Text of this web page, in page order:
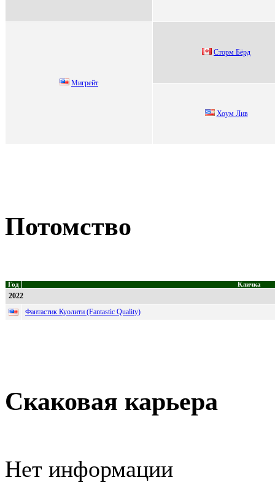
Мигрейт
Стоpм Бёpд
Хоум Лив
Потомство
Год Кличка
2022
Фантастик Куолити (Fantastic Quality)
Скаковая карьера
Нет информации